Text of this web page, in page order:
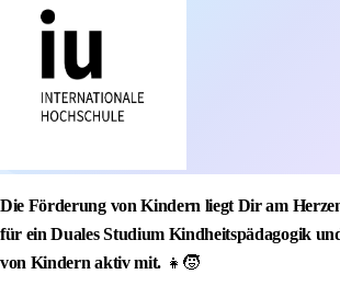
Die Förderung von Kindern liegt Dir am
für ein Duales Studium Kindheitspädagogik
von Kindern aktiv mit. 👧🧒